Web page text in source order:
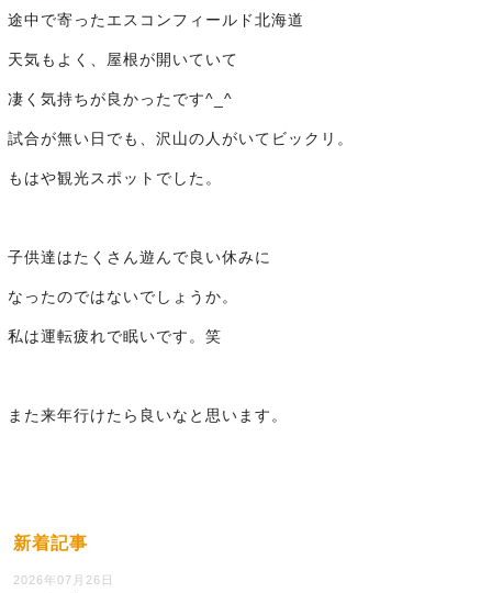
途中で寄ったエスコンフィールド北海道
天気もよく、屋根が開いていて
凄く気持ちが良かったです^_^
試合が無い日でも、沢山の人がいてビックリ。
もはや観光スポットでした。
子供達はたくさん遊んで良い休みに
なったのではないでしょうか。
私は運転疲れで眠いです。笑
また来年行けたら良いなと思います。
新着記事
2026年07月26日